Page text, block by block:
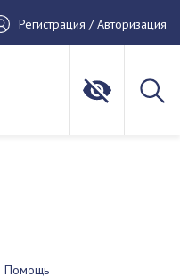
Регистрация / Авторизация
Помощь